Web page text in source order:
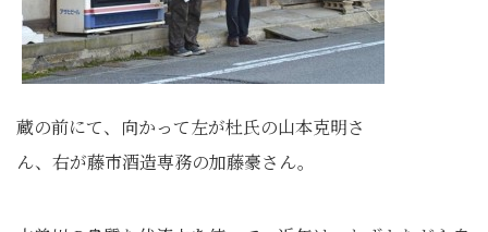
蔵の前にて、向かって左が杜氏の山本克明さ
ん、右が藤市酒造専務の加藤豪さん。